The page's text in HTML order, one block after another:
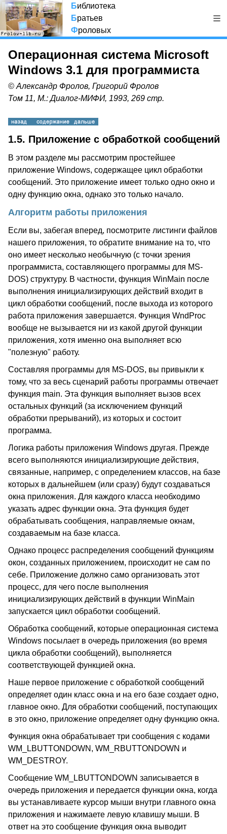
Библиотека
Братьев
Фроловых
Операционная система Microsoft
Windows 3.1 для программиста
© Александр Фролов, Григорий Фролов
Том 11, М.: Диалог-МИФИ, 1993, 269 стр.
1.5. Приложение с обработкой сообщений
В этом разделе мы рассмотрим простейшее
приложение Windows, содержащее цикл обработки
сообщений. Это приложение имеет только одно окно и
одну функцию окна, однако это только начало.
Алгоритм работы приложения
Если вы, забегая вперед, посмотрите листинги файлов
нашего приложения, то обратите внимание на то, что
оно имеет несколько необычную (с точки зрения
программиста, составляющего программы для MS-
DOS) структуру. В частности, функция WinMain после
выполнения инициализирующих действий входит в
цикл обработки сообщений, после выхода из которого
работа приложения завершается. Функция WndProc
вообще не вызывается ни из какой другой функции
приложения, хотя именно она выполняет всю
"полезную" работу.
Составляя программы для MS-DOS, вы привыкли к
тому, что за весь сценарий работы программы отвечает
функция main. Эта функция выполняет вызов всех
остальных функций (за исключением функций
обработки прерываний), из которых и состоит
программа.
Логика работы приложения Windows другая. Прежде
всего выполняются инициализирующие действия,
связанные, например, с определением классов, на базе
которых в дальнейшем (или сразу) будут создаваться
окна приложения. Для каждого класса необходимо
указать адрес функции окна. Эта функция будет
обрабатывать сообщения, направляемые окнам,
создаваемым на базе класса.
Однако процесс распределения сообщений функциям
окон, созданных приложением, происходит не сам по
себе. Приложение должно само организовать этот
процесс, для чего после выполнения
инициализирующих действий в функции WinMain
запускается цикл обработки сообщений.
Обработка сообщений, которые операционная система
Windows посылает в очередь приложения (во время
цикла обработки сообщений), выполняется
соответствующей функцией окна.
Наше первое приложение с обработкой сообщений
определяет один класс окна и на его базе создает одно,
главное окно. Для обработки сообщений, поступающих
в это окно, приложение определяет одну функцию окна.
Функция окна обрабатывает три сообщения с кодами
WM_LBUTTONDOWN, WM_RBUTTONDOWN и
WM_DESTROY.
Сообщение WM_LBUTTONDOWN записывается в
очередь приложения и передается функции окна, когда
вы устанавливаете курсор мыши внутри главного окна
приложения и нажимаете левую клавишу мыши. В
ответ на это сообщение функция окна выводит